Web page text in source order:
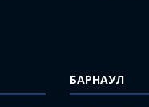
БАРНАУЛ